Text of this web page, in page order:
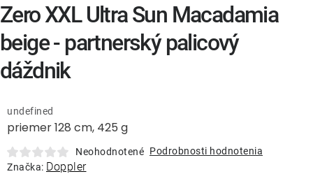
Lavice a hojdačky
Lehátka
Doplnky
priemer 128 cm, 425 g
undefined
Neohodnotené Podrobnosti hodnotenia
Značka: Doppler
Zero XXL Ultra Sun Macadamia
beige - partnerský palicový
dáždnik